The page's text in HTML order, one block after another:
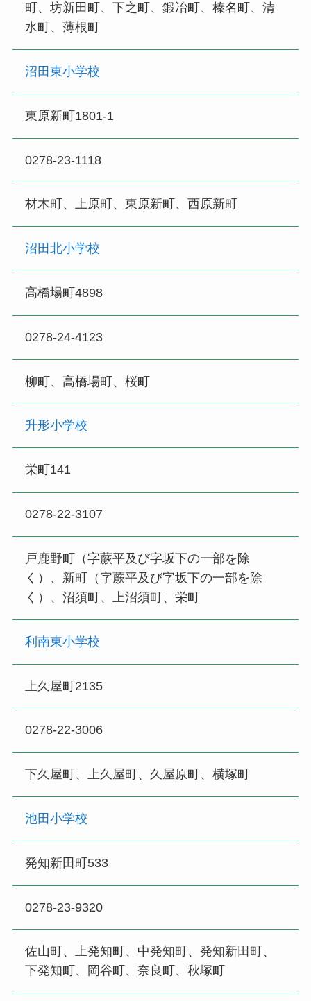
町、坊新田町、下之町、鍛冶町、榛名町、清
水町、薄根町
沼田東小学校
東原新町1801-1
0278-23-1118
材木町、上原町、東原新町、西原新町
沼田北小学校
高橋場町4898
0278-24-4123
柳町、高橋場町、桜町
升形小学校
栄町141
0278-22-3107
戸鹿野町（字蕨平及び字坂下の一部を除
く）、新町（字蕨平及び字坂下の一部を除
く）、沼須町、上沼須町、栄町
利南東小学校
上久屋町2135
0278-22-3006
下久屋町、上久屋町、久屋原町、横塚町
池田小学校
発知新田町533
0278-23-9320
佐山町、上発知町、中発知町、発知新田町、
下発知町、岡谷町、奈良町、秋塚町